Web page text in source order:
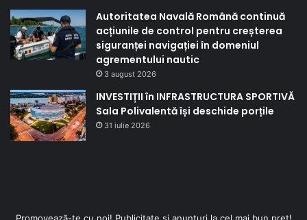
Autoritatea Navală Română continuă
acțiunile de control pentru creșterea
siguranței navigației în domeniul
agrementului nautic
3 august 2026
INVESTIȚII în INFRASTRUCTURA SPORTIVĂ
Sala Polivalentă își deschide porțile
31 iulie 2026